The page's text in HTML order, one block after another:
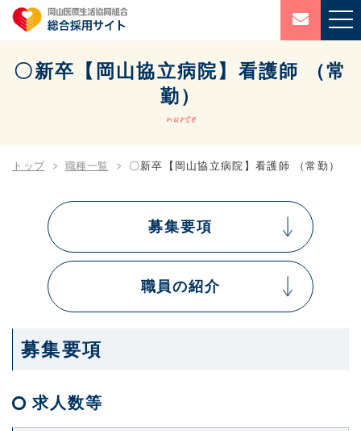
〇新卒【岡山協立病院】看護師 （常
勤）
nurse
トップ 職種一覧 〇新卒【岡山協立病院】看護師 （常勤）
募集要項
職員の紹介
募集要項
求人数等